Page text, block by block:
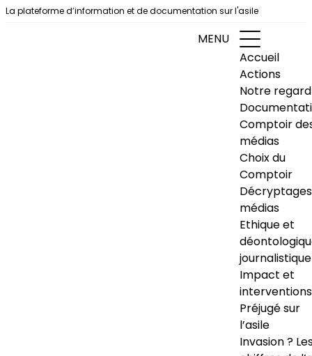
Aller au contenu
La plateforme d’information et de documentation sur l'asile
MENU
Accueil
Actions
Notre regard
Comptoir
médias
Choix du
Comptoir
Décryptages
médias
Ethique et
journalistique
Impact et
interventions
Préjugé sur
l’asile
Invasion ?